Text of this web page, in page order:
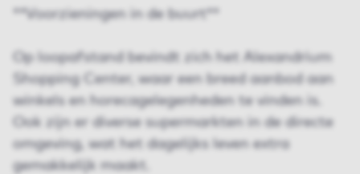
**Voorzieningen in de buurt**
Op loopafstand bevindt zich het Alexandrium
Shopping Center, waar een breed aanbod aan
winkels en horecagelegenheden te vinden is.
Ook zijn er diverse supermarkten in de directe
omgeving, wat het dagelijks leven extra
gemakkelijk maakt.